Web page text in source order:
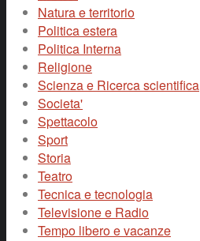
Natura e territorio
Politica estera
Politica Interna
Religione
Scienza e Ricerca scientifica
Societa'
Spettacolo
Sport
Storia
Teatro
Tecnica e tecnologia
Televisione e Radio
Tempo libero e vacanze